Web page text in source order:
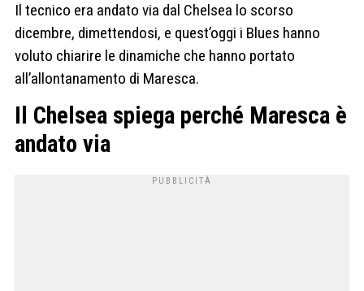
Il tecnico era andato via dal Chelsea lo scorso
dicembre, dimettendosi, e quest’oggi i Blues hanno
voluto chiarire le dinamiche che hanno portato
all’allontanamento di Maresca.
Il Chelsea spiega perché Maresca è
andato via